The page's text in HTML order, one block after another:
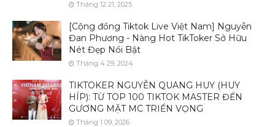
Tháng 12 21, 2025
[Cộng đồng Tiktok Live Việt Nam] Nguyễn
Đan Phương - Nàng Hot TikToker Sở Hữu
Nét Đẹp Nổi Bật
Tháng 4 29, 2024
TIKTOKER NGUYỄN QUANG HUY (HUY
HÍP): TỪ TOP 100 TIKTOK MASTER ĐẾN
GƯƠNG MẶT MC TRIỂN VỌNG
Tháng 1 09, 2026